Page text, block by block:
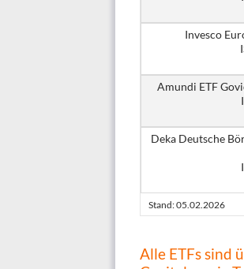
Invesco
Amundi ETF
Deka Deutsche
Stand: 05.02.2026
Alle ETFs sind